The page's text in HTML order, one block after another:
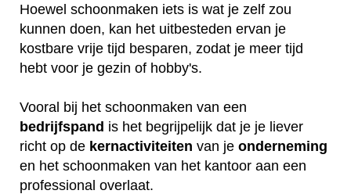
Hoewel schoonmaken iets is wat je zelf zou
kunnen doen, kan het uitbesteden ervan je
kostbare vrije tijd besparen, zodat je meer tijd
hebt voor je gezin of hobby's.
Vooral bij het schoonmaken van een
bedrijfspand is het begrijpelijk dat je je liever
richt op de kernactiviteiten van je onderneming
en het schoonmaken van het kantoor aan een
professional overlaat.